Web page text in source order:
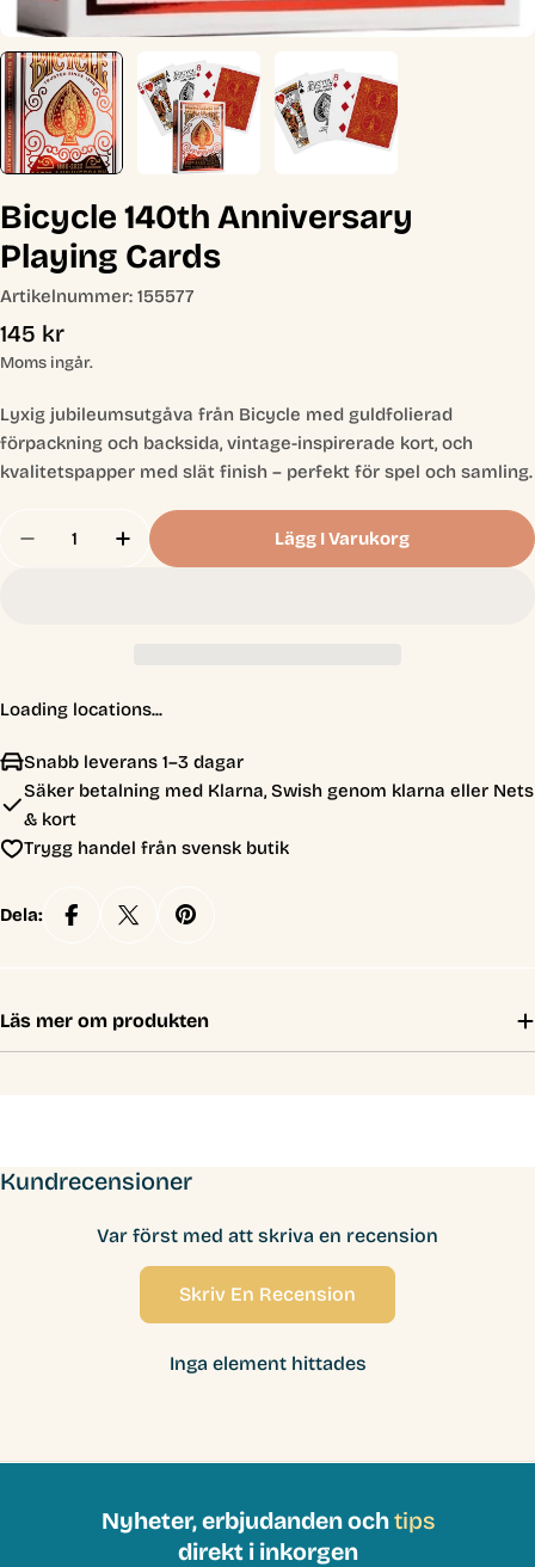
Bicycle 140th Anniversary
Playing Cards
Artikelnummer: 155577
Ordinarie
pris
145 kr
Moms ingår.
Lyxig jubileumsutgåva från Bicycle med guldfolierad
förpackning och backsida, vintage-inspirerade kort, och
kvalitetspapper med slät finish – perfekt för spel och samling.
Minska Antal För Bicycle 140th Anniversary
Öka Antal För Bicycle 140th
Lägg I Varukorg
Loading locations...
Snabb leverans 1–3 dagar
Säker betalning med Klarna, Swish genom klarna eller Nets
& kort
Trygg handel från svensk butik
Dela:
Läs mer om produkten
Kundrecensioner
Var först med att skriva en recension
Skriv En Recension
Inga element hittades
Nyheter, erbjudanden ochtips
direkt i inkorgen